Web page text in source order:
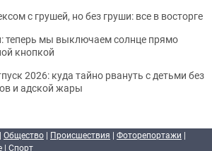
с грушей, но без груши: все в восторге
теперь мы выключаем солнце прямо
кнопкой
2026: куда тайно рвануть с детьми без
и адской жары
| Общество | Происшествия | Фоторепортажи |
| Спорт